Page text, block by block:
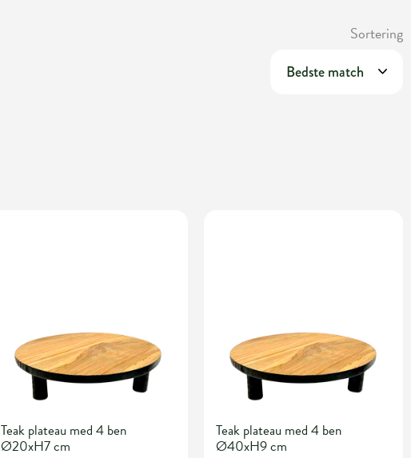
Sortering
Teak plateau med 4 ben
Ø20xH7 cm
Teak plateau med 4 ben
Ø40xH9 cm